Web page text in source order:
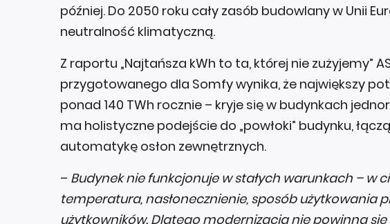
później. Do 2050 roku cały zasób budowlany w Unii
neutralność klimatyczną.
Z raportu „Najtańsza kWh to ta, której nie zużyjemy”
przygotowanego dla Somfy wynika, że największy
ponad 140 TWh rocznie – kryje się w budynkach
ma holistyczne podejście do „powłoki” budynku,
automatykę osłon zewnętrznych.
– Budynek nie funkcjonuje w stałych warunkach – w
temperatura, nasłonecznienie, sposób użytkowania
użytkowników. Dlatego modernizacja nie powinna